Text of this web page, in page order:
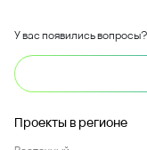
У вас появились вопросы?
Проекты в регионе